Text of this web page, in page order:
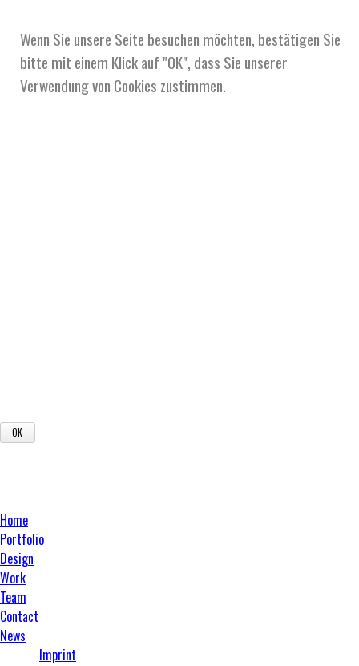
Wenn Sie unsere Seite besuchen möchten, bestätigen Sie
bitte mit einem Klick auf "OK", dass Sie unserer
Verwendung von Cookies zustimmen.
Home
Portfolio
Design
Work
Team
Contact
News
Imprint